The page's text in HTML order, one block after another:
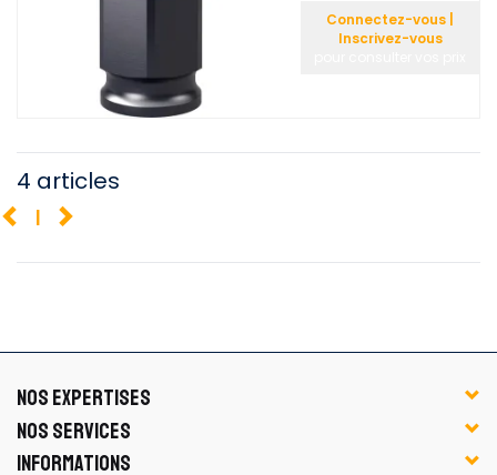
Connectez-vous |
Inscrivez-vous
4 articles
1
NOS EXPERTISES
NOS SERVICES
INFORMATIONS